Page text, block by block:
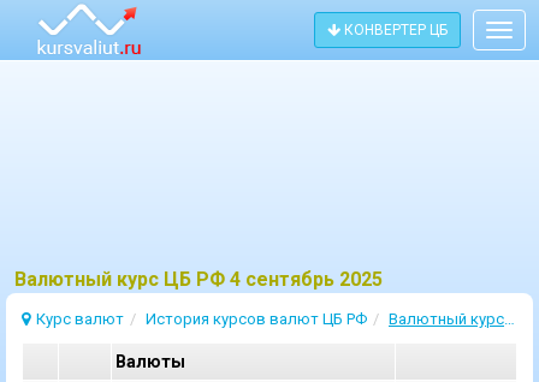
КОНВЕРТЕР ЦБ
Bалютный курс ЦБ РФ 4 сентябрь 2025
Курс валют История курсов валют ЦБ РФ Валютный курс 4 Сентябрь 2025
Валюты